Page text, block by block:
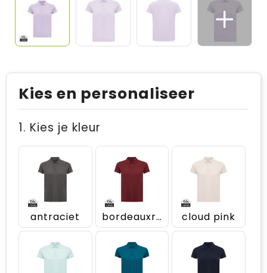
Kies en personaliseer
1. Kies je kleur
antraciet bordeauxrood cloud pink